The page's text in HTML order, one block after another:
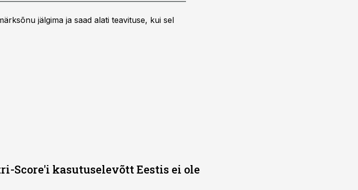
jälgima ja saad alati teavituse, kui sel
Score'i kasutuselevõtt Eestis ei ole